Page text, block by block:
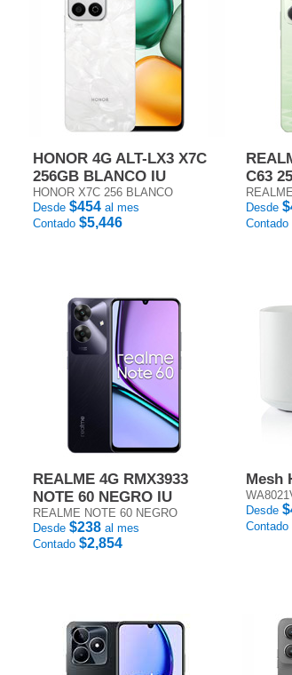
HONOR 4G ALT-LX3 X7C
256GB BLANCO IU
HONOR X7C 256 BLANCO
Desde $454 al mes
Contado $5,446
C63
Desde
Contado
REALME 4G RMX3933
NOTE 60 NEGRO IU
REALME NOTE 60 NEGRO
Desde $238 al mes
Contado $2,854
Mesh
Desde
Contado